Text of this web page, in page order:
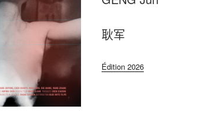
耿军
Édition 2026